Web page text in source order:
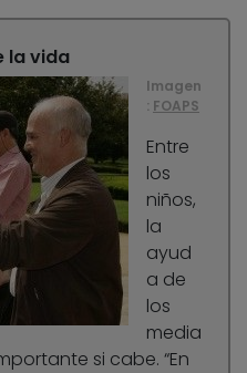
la vida
Imagen
: FOAPS
Entre
los
niños,
la
ayud
a de
los
media
si cabe. “En